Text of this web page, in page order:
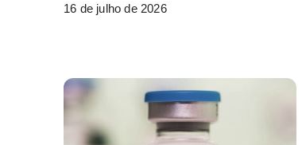
16 de julho de 2026